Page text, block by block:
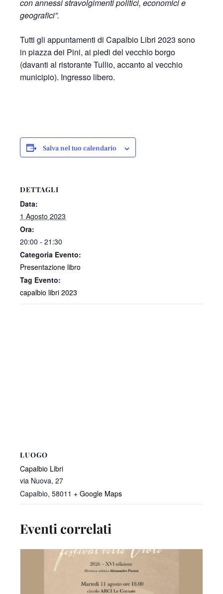
con annessi stravolgimenti politici, economici e
geografici”.
Tutti gli appuntamenti di Capalbio Libri 2023 sono
in piazza dei Pini, ai piedi del vecchio borgo
(davanti al ristorante Tullio, accanto al vecchio
municipio). Ingresso libero.
Salva nel tuo calendario
DETTAGLI
Data:
1 Agosto 2023
Ora:
20:00 - 21:30
Categoria Evento:
Presentazione libro
Tag Evento:
capalbio libri 2023
LUOGO
Capalbio Libri
via Nuova, 27
Capalbio, 58011 + Google Maps
Eventi correlati